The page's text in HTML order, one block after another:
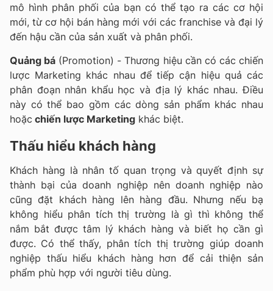
mô hình phân phối của bạn có thể tạo ra các cơ hội
mới, từ cơ hội bán hàng mới với các franchise và đại lý
đến hậu cần của sản xuất và phân phối.
Quảng bá (Promotion) - Thương hiệu cần có các chiến
lược Marketing khác nhau để tiếp cận hiệu quả các
phân đoạn nhân khẩu học và địa lý khác nhau. Điều
này có thể bao gồm các dòng sản phẩm khác nhau
hoặc chiến lược Marketing khác biệt.
Thấu hiểu khách hàng
Khách hàng là nhân tố quan trọng và quyết định sự
thành bại của doanh nghiệp nên doanh nghiệp nào
cũng đặt khách hàng lên hàng đầu. Nhưng nếu bạ
không hiểu phân tích thị trường là gì thì không thể
nắm bắt được tâm lý khách hàng và biết họ cần gì
được. Có thể thấy, phân tích thị trường giúp doanh
nghiệp thấu hiểu khách hàng hơn để cải thiện sản
phẩm phù hợp với người tiêu dùng.